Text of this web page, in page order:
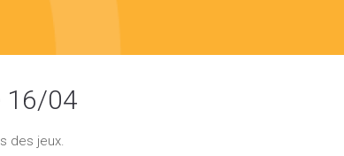
16/04
des jeux.